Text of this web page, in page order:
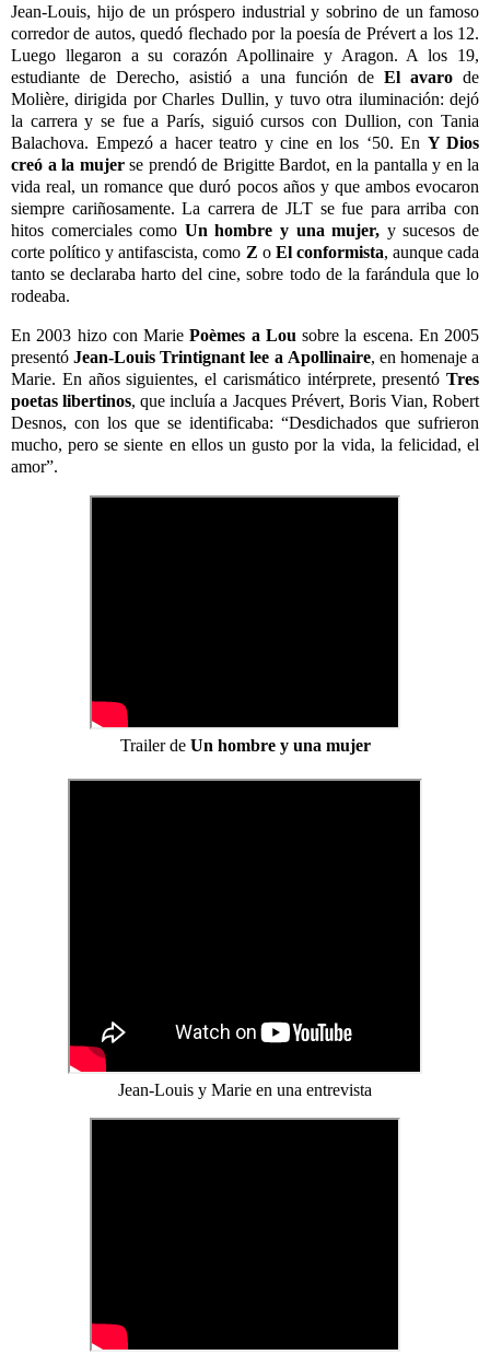
Jean-Louis, hijo de un próspero industrial y sobrino de un famoso
corredor de autos, quedó flechado por la poesía de Prévert a los 12.
Luego llegaron a su corazón Apollinaire y Aragon. A los 19,
estudiante de Derecho, asistió a una función de El avarode
Molière, dirigida por Charles Dullin, y tuvo otra iluminación: dejó
la carrera y se fue a París, siguió cursos con Dullion, con Tania
Balachova. Empezó a hacer teatro y cine en los ‘50. En Y Dios
creó a la mujerse prendó de Brigitte Bardot, en la pantalla y en la
vida real, un romance que duró pocos años y que ambos evocaron
siempre cariñosamente. La carrera de JLT se fue para arriba con
hitos comerciales como Un hombre y una mujer, y sucesos de
corte político y antifascista, como Z o El conformista, aunque cada
tanto se declaraba harto del cine, sobre todo de la farándula que lo
rodeaba.
En 2003 hizo con MariePoèmes a Lou sobre la escena. En 2005
presentóJean-Louis Trintignant lee a Apollinaire, en homenaje a
Marie. En años siguientes, el carismático intérprete, presentó Tres
poetas libertinos, que incluía a Jacques Prévert, Boris Vian, Robert
Desnos, con los que se identificaba: “Desdichados que sufrieron
mucho, pero se siente en ellos un gusto por la vida, la felicidad, el
amor”.
Trailer de Un hombre y una mujer
Jean-Louis y Marie en una entrevista